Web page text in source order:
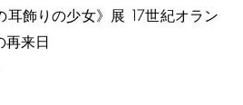
耳飾りの少女》展 17世紀オラン
再来日